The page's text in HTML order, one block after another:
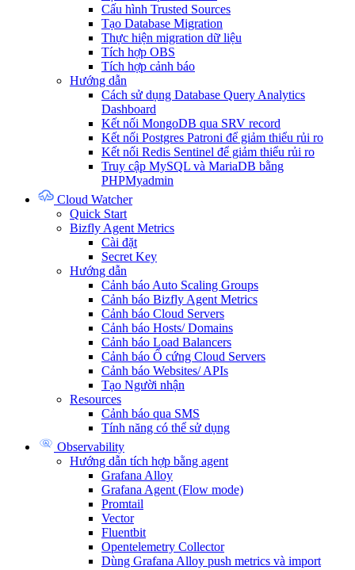
Cấu hình Trusted Sources
Tạo Database Migration
Thực hiện migration dữ liệu
Tích hợp OBS
Tích hợp cảnh báo
Hướng dẫn
Cách sử dụng Database Query Analytics
Dashboard
Kết nối MongoDB qua SRV record
Kết nối Postgres Patroni để giảm thiểu rủi ro
Kết nối Redis Sentinel để giảm thiểu rủi ro
Truy cập MySQL và MariaDB bằng
PHPMyadmin
Cloud Watcher
Quick Start
Bizfly Agent Metrics
Cài đặt
Secret Key
Hướng dẫn
Cảnh báo Auto Scaling Groups
Cảnh báo Bizfly Agent Metrics
Cảnh báo Cloud Servers
Cảnh báo Hosts/ Domains
Cảnh báo Load Balancers
Cảnh báo Ổ cứng Cloud Servers
Cảnh báo Websites/ APIs
Tạo Người nhận
Resources
Cảnh báo qua SMS
Tính năng có thể sử dụng
Observability
Hướng dẫn tích hợp bằng agent
Grafana Alloy
Grafana Agent (Flow mode)
Promtail
Vector
Fluentbit
Opentelemetry Collector
Dùng Grafana Alloy push metrics và import